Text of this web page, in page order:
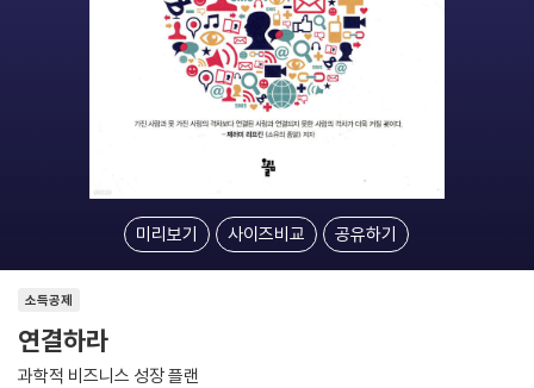
미리보기 사이즈비교 공유하기
소득공제
연결하라
과학적 비즈니스 성장 플랜